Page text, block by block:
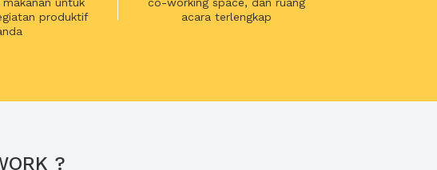
produktif
acara terlengkap
?